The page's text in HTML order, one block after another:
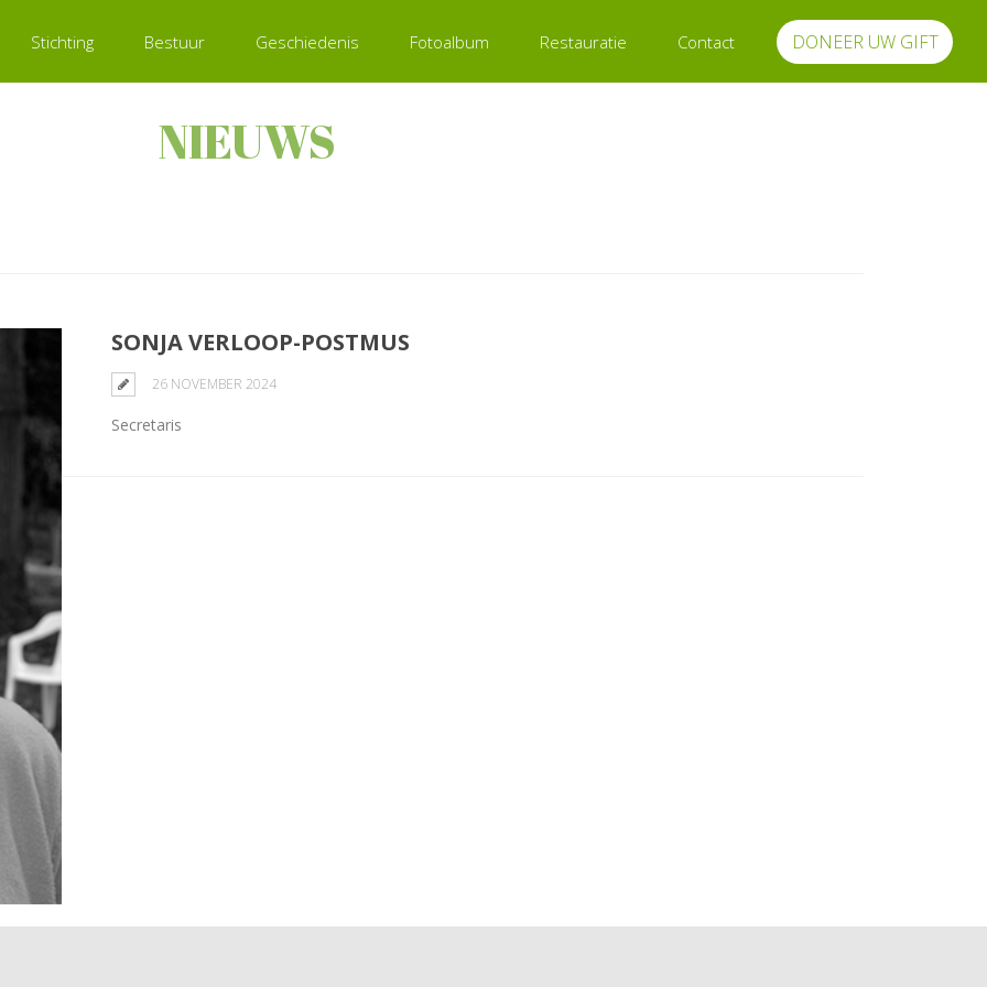
Stichting Bestuur Geschiedenis Fotoalbum Restauratie Contact DONEER UW GIFT
NIEUWS
SONJA VERLOOP-POSTMUS
26 NOVEMBER 2024
Secretaris